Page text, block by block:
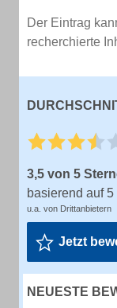
Der Eintrag
recherchierte
3,5 von 5
basierend auf
u.a. von Drittanbietern
Jetzt
NEUESTE